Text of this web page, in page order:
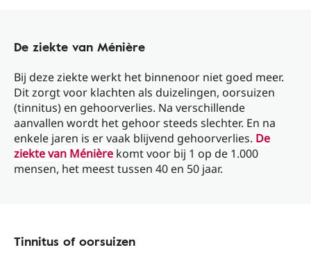
De ziekte van Ménière
Bij deze ziekte werkt het binnenoor niet goed meer.
Dit zorgt voor klachten als duizelingen, oorsuizen
(tinnitus) en gehoorverlies. Na verschillende
aanvallen wordt het gehoor steeds slechter. En na
enkele jaren is er vaak blijvend gehoorverlies. De
ziekte van Ménière komt voor bij 1 op de 1.000
mensen, het meest tussen 40 en 50 jaar.
Tinnitus of oorsuizen